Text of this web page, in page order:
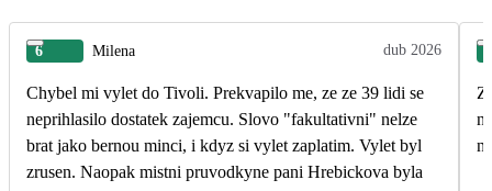
6 Milena dub 2026
Chybel mi vylet do Tivoli. Prekvapilo me, ze ze 39 lidi se
neprihlasilo dostatek zajemcu. Slovo "fakultativni" nelze
brat jako bernou minci, i kdyz si vylet zaplatim. Vylet byl
zrusen. Naopak mistni pruvodkyne pani Hrebickova byla